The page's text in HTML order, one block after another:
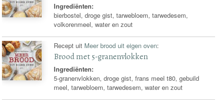
Ingrediënten:
bierbostel, droge gist, tarwebloem, tarwedesem,
volkorenmeel, water en zout
Recept uit Meer brood uit eigen oven:
Brood met 5-granenvlokken
Ingrediënten:
5-granenvlokken, droge gist, frans meel t80, gebuild
meel, tarwebloem, tarwedesem, water en zout